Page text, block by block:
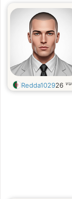
Redda102926